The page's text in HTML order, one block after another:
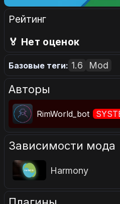
Рейтинг
🏅 Нет оценок
Базовые теги: 1.6 Mod
Авторы
RimWorld_bot
Зависимости мода
Harmony